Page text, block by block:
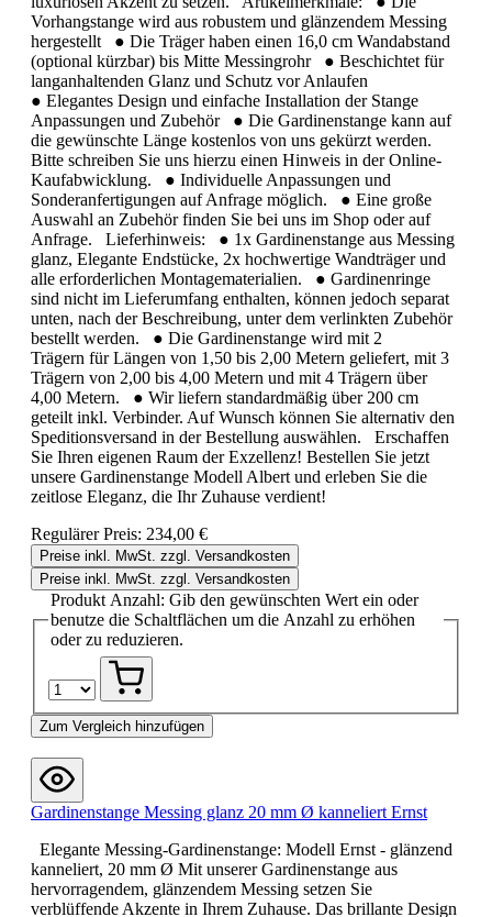
Vorhangstange wird aus robustem und glänzendem Messing
hergestellt ● Die Träger haben einen 16,0 cm Wandabstand
(optional kürzbar) bis Mitte Messingrohr ● Beschichtet für
langanhaltenden Glanz und Schutz vor Anlaufen
● Elegantes Design und einfache Installation der Stange
Anpassungen und Zubehör ● Die Gardinenstange kann auf
die gewünschte Länge kostenlos von uns gekürzt werden.
Bitte schreiben Sie uns hierzu einen Hinweis in der Online-
Kaufabwicklung. ● Individuelle Anpassungen und
Sonderanfertigungen auf Anfrage möglich. ● Eine große
Auswahl an Zubehör finden Sie bei uns im Shop oder auf
Anfrage. Lieferhinweis: ● 1x Gardinenstange aus Messing
glanz, Elegante Endstücke, 2x hochwertige Wandträger und
alle erforderlichen Montagematerialien. ● Gardinenringe
sind nicht im Lieferumfang enthalten, können jedoch separat
unten, nach der Beschreibung, unter dem verlinkten Zubehör
bestellt werden. ● Die Gardinenstange wird mit 2
Trägern für Längen von 1,50 bis 2,00 Metern geliefert, mit 3
Trägern von 2,00 bis 4,00 Metern und mit 4 Trägern über
4,00 Metern. ● Wir liefern standardmäßig über 200 cm
geteilt inkl. Verbinder. Auf Wunsch können Sie alternativ den
Speditionsversand in der Bestellung auswählen. Erschaffen
Sie Ihren eigenen Raum der Exzellenz! Bestellen Sie jetzt
unsere Gardinenstange Modell Albert und erleben Sie die
zeitlose Eleganz, die Ihr Zuhause verdient!
Regulärer Preis: 234,00 €
Preise inkl. MwSt. zzgl. Versandkosten
Preise inkl. MwSt. zzgl. Versandkosten
Produkt Anzahl: Gib den gewünschten Wert ein oder
benutze die Schaltflächen um die Anzahl zu erhöhen
oder zu reduzieren.
Zum Vergleich hinzufügen
Gardinenstange Messing glanz 20 mm Ø kanneliert Ernst
Elegante Messing-Gardinenstange: Modell Ernst - glänzend
kanneliert, 20 mm Ø Mit unserer Gardinenstange aus
hervorragendem, glänzendem Messing setzen Sie
verblüffende Akzente in Ihrem Zuhause. Das brillante Design